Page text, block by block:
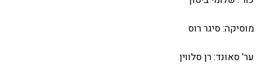
מוסיקה: סיגר רוס
ער’ סאונד: רן סלווין